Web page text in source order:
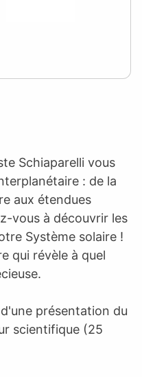
Schiaparelli vous
: de la
aux étendues
vous à découvrir les
Système solaire !
qui révèle à quel
présentation du
scientifique (25